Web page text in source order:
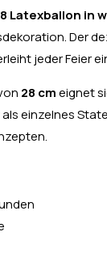
Latexballon in
Der
jeder Feier
28 cmeignet
einzelnes